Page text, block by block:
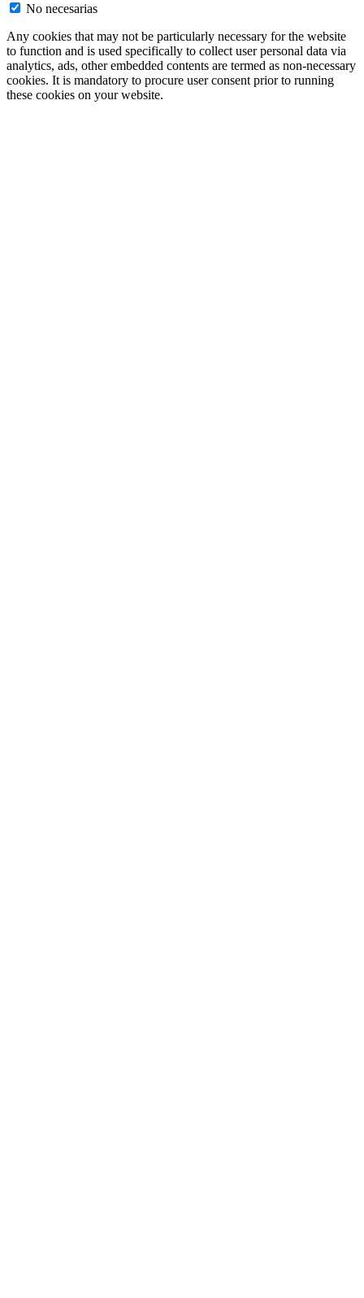
No necesarias
Any cookies that may not be particularly necessary for the website
to function and is used specifically to collect user personal data via
analytics, ads, other embedded contents are termed as non-necessary
cookies. It is mandatory to procure user consent prior to running
these cookies on your website.